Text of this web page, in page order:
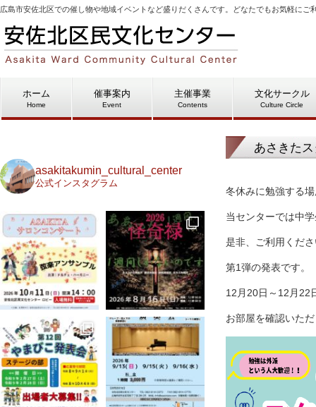
広島市安佐北区での催し物や地域イベントなど盛りだくさんです。どなたでもお気軽にご
ホーム
Home
催事案内
Event
主催事業
Contents
文化サークル
Culture Circle
あさきた
冬休みに勉強する
当センターでは中
是非、ご利用くだ
第1弾の発表です。
12月20日～12月22
お部屋を確認いた
asakitakumin_cultural_center
公式インスタグラム